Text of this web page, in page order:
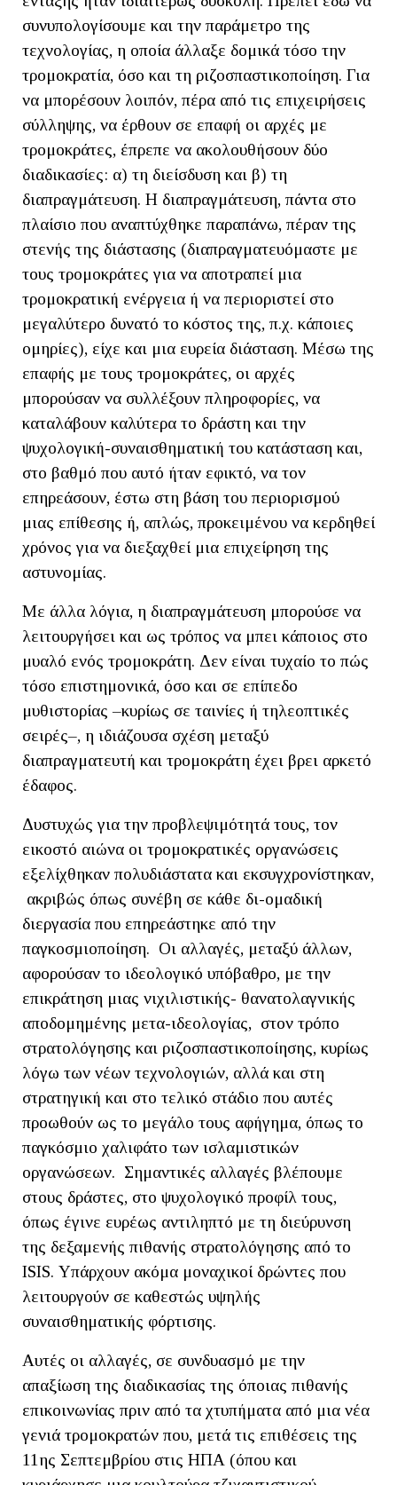
συνυπολογίσουμε και την παράμετρο της
τεχνολογίας, η οποία άλλαξε δομικά τόσο την
τρομοκρατία, όσο και τη ριζοσπαστικοποίηση. Για
να μπορέσουν λοιπόν, πέρα από τις επιχειρήσεις
σύλληψης, να έρθουν σε επαφή οι αρχές με
τρομοκράτες, έπρεπε να ακολουθήσουν δύο
διαδικασίες: α) τη διείσδυση και β) τη
διαπραγμάτευση. Η διαπραγμάτευση, πάντα στο
πλαίσιο που αναπτύχθηκε παραπάνω, πέραν της
στενής της διάστασης (διαπραγματευόμαστε με
τους τρομοκράτες για να αποτραπεί μια
τρομοκρατική ενέργεια ή να περιοριστεί στο
μεγαλύτερο δυνατό το κόστος της, π.χ. κάποιες
ομηρίες), είχε και μια ευρεία διάσταση. Μέσω της
επαφής με τους τρομοκράτες, οι αρχές
μπορούσαν να συλλέξουν πληροφορίες, να
καταλάβουν καλύτερα το δράστη και την
ψυχολογική-συναισθηματική του κατάσταση και,
στο βαθμό που αυτό ήταν εφικτό, να τον
επηρεάσουν, έστω στη βάση του περιορισμού
μιας επίθεσης ή, απλώς, προκειμένου να κερδηθεί
χρόνος για να διεξαχθεί μια επιχείρηση της
αστυνομίας.
Με άλλα λόγια, η διαπραγμάτευση μπορούσε να
λειτουργήσει και ως τρόπος να μπει κάποιος στο
μυαλό ενός τρομοκράτη. Δεν είναι τυχαίο το πώς
τόσο επιστημονικά, όσο και σε επίπεδο
μυθιστορίας –κυρίως σε ταινίες ή τηλεοπτικές
σειρές–, η ιδιάζουσα σχέση μεταξύ
διαπραγματευτή και τρομοκράτη έχει βρει αρκετό
έδαφος.
Δυστυχώς για την προβλεψιμότητά τους, τον
εικοστό αιώνα οι τρομοκρατικές οργανώσεις
εξελίχθηκαν πολυδιάστατα και εκσυγχρονίστηκαν,
ακριβώς όπως συνέβη σε κάθε δι-ομαδική
διεργασία που επηρεάστηκε από την
παγκοσμιοποίηση. Οι αλλαγές, μεταξύ άλλων,
αφορούσαν το ιδεολογικό υπόβαθρο, με την
επικράτηση μιας νιχιλιστικής- θανατολαγνικής
αποδομημένης μετα-ιδεολογίας, στον τρόπο
στρατολόγησης και ριζοσπαστικοποίησης, κυρίως
λόγω των νέων τεχνολογιών, αλλά και στη
στρατηγική και στο τελικό στάδιο που αυτές
προωθούν ως το μεγάλο τους αφήγημα, όπως το
παγκόσμιο χαλιφάτο των ισλαμιστικών
οργανώσεων. Σημαντικές αλλαγές βλέπουμε
στους δράστες, στο ψυχολογικό προφίλ τους,
όπως έγινε ευρέως αντιληπτό με τη διεύρυνση
της δεξαμενής πιθανής στρατολόγησης από το
ISIS. Υπάρχουν ακόμα μοναχικοί δρώντες που
λειτουργούν σε καθεστώς υψηλής
συναισθηματικής φόρτισης.
Αυτές οι αλλαγές, σε συνδυασμό με την
απαξίωση της διαδικασίας της όποιας πιθανής
επικοινωνίας πριν από τα χτυπήματα από μια νέα
γενιά τρομοκρατών που, μετά τις επιθέσεις της
11ης Σεπτεμβρίου στις ΗΠΑ (όπου και